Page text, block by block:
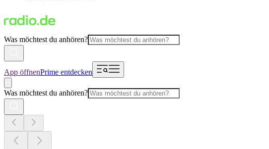
Was möchtest du anhören?
App öffnenPrime entdecken
Was möchtest du anhören?